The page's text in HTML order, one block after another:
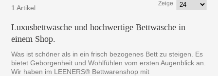
1 Artikel
Zeige
Luxusbettwäsche und hochwertige Bettwäsche in
einem Shop.
Was ist schöner als in ein frisch bezogenes Bett zu steigen. Es
bietet Geborgenheit und Wohlfühlen vom ersten Augenblick an.
Wir haben im LEENERS® Bettwarenshop mit